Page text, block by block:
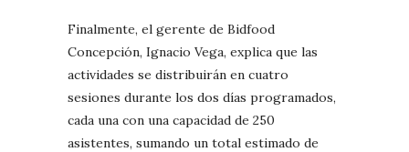
Finalmente, el gerente de Bidfood
Concepción, Ignacio Vega, explica que las
actividades se distribuirán en cuatro
sesiones durante los dos días programados,
cada una con una capacidad de 250
asistentes, sumando un total estimado de